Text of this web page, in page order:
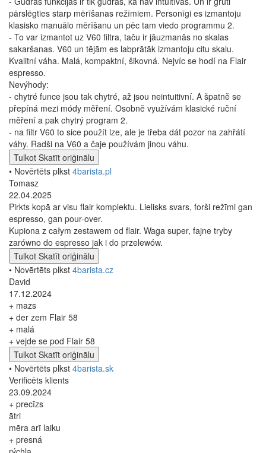
pārslēgties starp mērīšanas režīmiem. Personīgi es izmantoju
klasisko manuālo mērīšanu un pēc tam viedo programmu 2.
- To var izmantot uz V60 filtra, taču ir jāuzmanās no skalas
sakaršanas. V60 un tējām es labprātāk izmantoju citu skalu.
Kvalitní váha. Malá, kompaktní, šikovná. Nejvíc se hodí na Flair
espresso.
Nevýhody:
- chytré funce jsou tak chytré, až jsou neintuitivní. A špatně se
přepíná mezi módy měření. Osobně využívám klasické ruční
měření a pak chytrý program 2.
- na filtr V60 to sice použít lze, ale je třeba dát pozor na zahřátí
váhy. Radši na V60 a čaje používám jinou váhu.
Tulkot Skatīt oriģinālu
• Novērtēts plkst 4barista.pl
Tomasz
22.04.2025
Pirkts kopā ar visu flair komplektu. Lielisks svars, forši režīmi gan
espresso, gan pour-over.
Kupiona z całym zestawem od flair. Waga super, fajne tryby
zarówno do espresso jak i do przelewów.
Tulkot Skatīt oriģinālu
• Novērtēts plkst 4barista.cz
David
17.12.2024
+ mazs
+ der zem Flair 58
+ malá
+ vejde se pod Flair 58
Tulkot Skatīt oriģinālu
• Novērtēts plkst 4barista.sk
Verificēts klients
23.09.2024
+ precīzs
ātri
mēra arī laiku
+ presná